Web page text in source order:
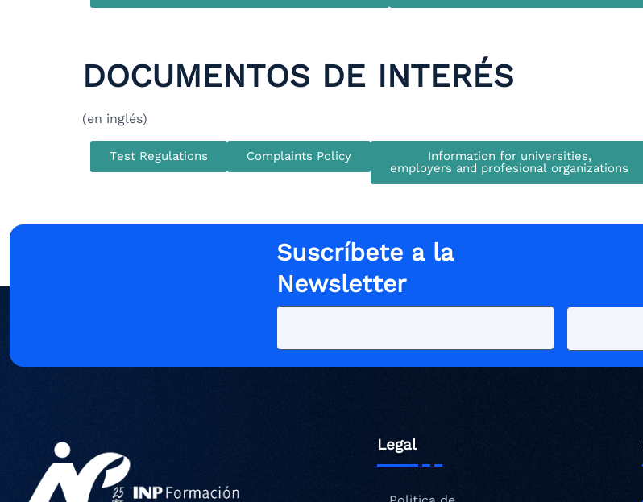
DOCUMENTOS DE INTERÉS
(en inglés)
Test Regulations Complaints Policy
Information for universities,
employers and profesional organizations
Suscríbete a la
Newsletter
Legal